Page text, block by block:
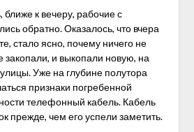
к вечеру, рабочие с
обратно. Оказалось, что вчера
стало ясно, почему ничего не
и выкопали новую, на
Уже на глубине полутора
признаки погребенной
телефонный кабель. Кабель
прежде, чем его успели заметить.